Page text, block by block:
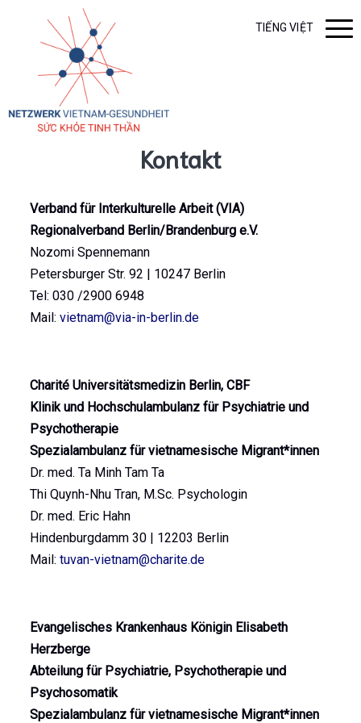
TIẾNG VIỆT
Kontakt
Verband für Interkulturelle Arbeit (VIA)
Regionalverband Berlin/Brandenburg e.V.
Nozomi Spennemann
Petersburger Str. 92 | 10247 Berlin
Tel: 030 /2900 6948
Mail:vietnam@via-in-berlin.de
Charité Universitätsmedizin Berlin, CBF
Klinik und Hochschulambulanz für Psychiatrie und
Psychotherapie
Spezialambulanz für vietnamesische Migrant*innen
Dr. med. Ta Minh Tam Ta
Thi Quynh-Nhu Tran, M.Sc. Psychologin
Dr. med. Eric Hahn
Hindenburgdamm 30 | 12203 Berlin
Mail:tuvan-vietnam@charite.de
Evangelisches Krankenhaus Königin Elisabeth
Herzberge
Abteilung für Psychiatrie, Psychotherapie und
Psychosomatik
Spezialambulanz für vietnamesische Migrant*innen